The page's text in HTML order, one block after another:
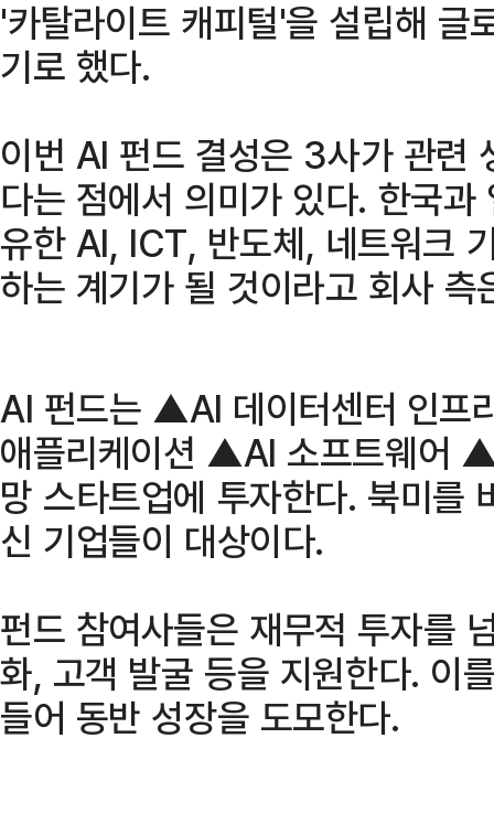
'카탈라이트 캐피털'을 설립해 글
기로 했다.
이번 AI 펀드 결성은 3사가 관련
다는 점에서 의미가 있다. 한국
유한 AI, ICT, 반도체, 네트워크
하는 계기가 될 것이라고 회사 측
AI 펀드는 ▲AI 데이터센터 인
애플리케이션 ▲AI 소프트웨어
망 스타트업에 투자한다. 북미를
신 기업들이 대상이다.
펀드 참여사들은 재무적 투자를
화, 고객 발굴 등을 지원한다. 이
들어 동반 성장을 도모한다.